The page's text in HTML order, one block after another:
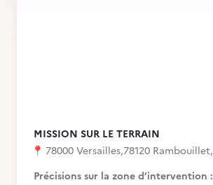
MISSION SUR LE TERRAIN
📍 78000 Versailles,78120 Rambouillet,
Précisions sur la zone d’intervention :